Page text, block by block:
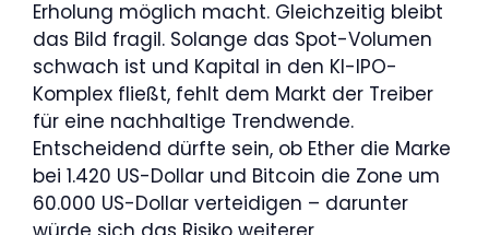
Erholung möglich macht. Gleichzeitig bleibt
das Bild fragil. Solange das Spot-Volumen
schwach ist und Kapital in den KI-IPO-
Komplex fließt, fehlt dem Markt der Treiber
für eine nachhaltige Trendwende.
Entscheidend dürfte sein, ob Ether die Marke
bei 1.420 US-Dollar und Bitcoin die Zone um
60.000 US-Dollar verteidigen – darunter